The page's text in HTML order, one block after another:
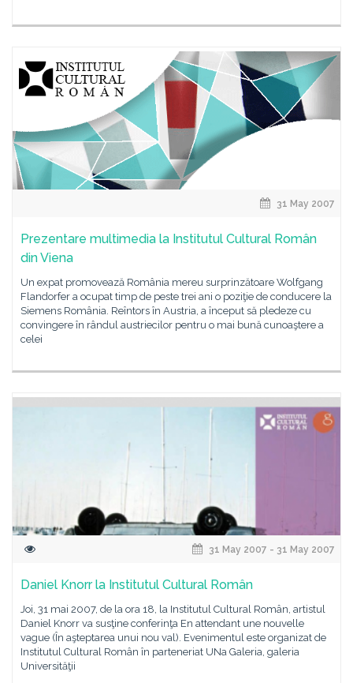
31 May 2007
Prezentare multimedia la Institutul Cultural Român
din Viena
Un expat promovează România mereu surprinzătoare Wolfgang
Flandorfer a ocupat timp de peste trei ani o poziţie de conducere la
Siemens România. Reîntors în Austria, a început să pledeze cu
convingere în rândul austriecilor pentru o mai bună cunoaştere a
celei
31 May 2007 - 31 May 2007
Daniel Knorr la Institutul Cultural Român
Joi, 31 mai 2007, de la ora 18, la Institutul Cultural Român, artistul
Daniel Knorr va susţine conferinţa En attendant une nouvelle
vague (În aşteptarea unui nou val). Evenimentul este organizat de
Institutul Cultural Român în parteneriat UNa Galeria, galeria
Universităţii